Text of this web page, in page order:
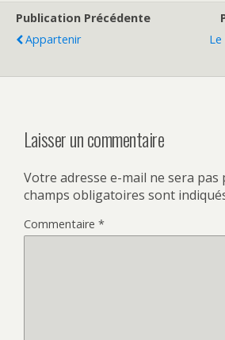
Publication Précédente
Appartenir
Laisser un commentaire
Votre adresse e-mail ne sera pas
champs obligatoires sont
Commentaire *